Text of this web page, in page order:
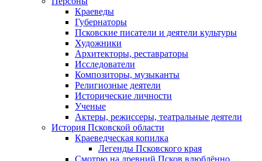
Краеведы
Губернаторы
Псковские писатели и деятели культуры
Художники
Архитекторы, реставраторы
Исследователи
Композиторы, музыканты
Религиозные деятели
Исторические личности
Ученые
Актеры, режиссеры, театральные деятели
История Псковской области
Краеведческая копилка
Легенды Псковского края
Смотрю на древний Псков влюблённо